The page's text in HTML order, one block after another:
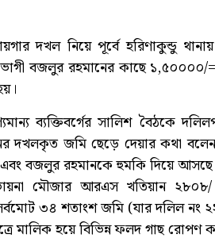
দখল নিয়ে পূর্বে হরিণাকুন্ডু
বজলুর রহমানের কাছে ১,৫০০০০/=
ব্যক্তিবর্গের সালিশ বৈঠকে
দখলকৃত জমি ছেড়ে দেয়ার কথা
বজলুর রহমানকে হুমকি দিয়ে
মৌজার আরএস খতিয়ান
৩৪ শতাংশ জমি (যার দলিল নং
মালিক হয়ে বিভিন্ন ফলদ গাছ